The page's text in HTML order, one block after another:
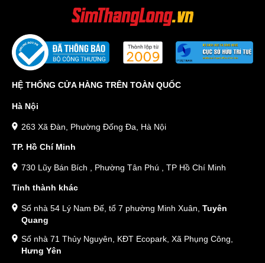
HỆ THỐNG CỬA HÀNG TRÊN TOÀN QUỐC
Hà Nội
263 Xã Đàn, Phường Đống Đa, Hà Nội
TP. Hồ Chí Minh
730 Lũy Bán Bích , Phường Tân Phú , TP Hồ Chí Minh
Tỉnh thành khác
Số nhà 54 Lý Nam Đế, tổ 7 phường Minh Xuân, Tuyên
Quang
Số nhà 71 Thủy Nguyên, KĐT Ecopark, Xã Phụng Công,
Hưng Yên